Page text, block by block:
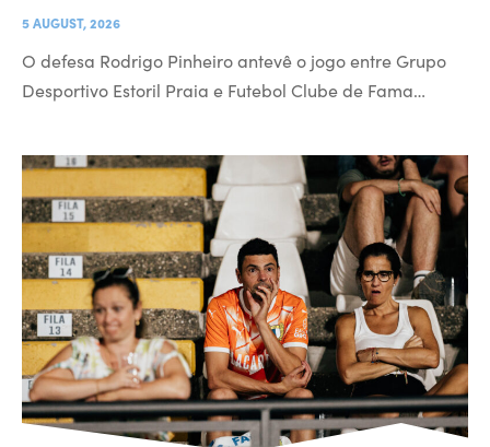
5 AUGUST, 2026
O defesa Rodrigo Pinheiro antevê o jogo entre Grupo
Desportivo Estoril Praia e Futebol Clube de Fama…